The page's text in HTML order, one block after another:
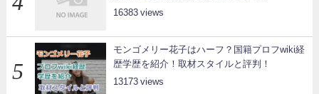
16383
モンゴメリー花子はハーフ？国籍プロフwiki経
歴学歴を紹介！取材スタイルと評判！
13173